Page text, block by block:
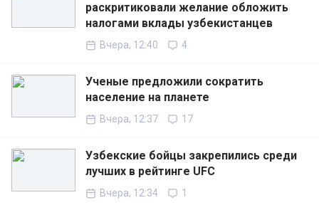
раскритиковали желание обложить
налогами вклады узбекистанцев
Вчера, 12:40 4
Ученые предложили сократить
население на планете
Вчера, 12:37 17
Узбекские бойцы закрепились среди
лучших в рейтинге UFC
Вчера, 12:34 1